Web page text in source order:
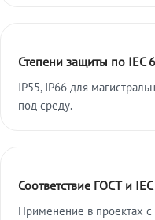
Степени защиты по IEC
IP55, IP66 для
под среду.
Соответствие ГОСТ и IEC
Применение в проектах